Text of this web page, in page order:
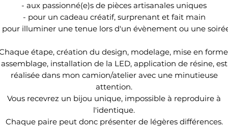
- aux passionné(e)s de pièces artisanales uniques
- pour un cadeau créatif, surprenant et fait main
pour illuminer une tenue lors d'un évènement ou une
étape, création du design, modelage, mise en
assemblage, installation de la LED, application de résine, est
réalisée dans mon camion/atelier avec une minutieuse
attention.
Vous recevrez un bijou unique, impossible à reproduire à
l'identique.
Chaque paire peut donc présenter de légères différences.